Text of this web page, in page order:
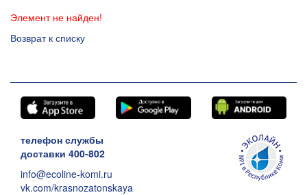
Элемент не найден!
Возврат к списку
телефон службы
доставки 400-802
info@ecoline-komi.ru
vk.com/krasnozatonskaya